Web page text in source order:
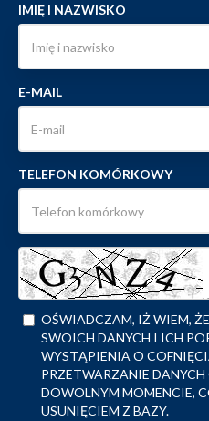
IMIĘ I NAZWISKO
E-MAIL
TELEFON KOMÓRKOWY
OŚWIADCZAM, IŻ WIEM,
SWOICH DANYCH I ICH
WYSTĄPIENIA O
PRZETWARZANIE
DOWOLNYM MOMENCIE,
USUNIĘCIEM Z BAZY.